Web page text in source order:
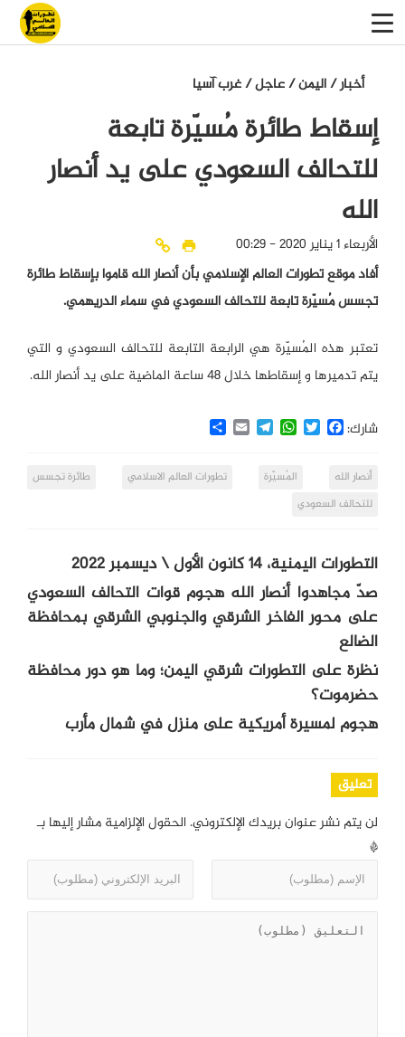
أخبار/اليمن/عاجل/غرب آسيا
إسقاط طائرة مُسيّرة تابعة
للتحالف السعودي على يد أنصار
الله
الأربعاء 1 يناير 2020 - 00:29
أفاد موقع تطورات العالم الإسلامي بأن أنصار الله قاموا بإسقاط طائرة
تجسس مُسيّرة تابعة للتحالف السعودي في سماء الدريهمي.
تعتبر هذه المُسيّرة هي الرابعة التابعة للتحالف السعودي و التي
يتم تدميرها و إسقاطها خلال 48 ساعة الماضية على يد أنصار الله.
شارك: Facebook
Twitter
WhatsApp
Telegram
Email
Share
أنصار الله المُسيّرة تطورات العالم الاسلامي
طائرة تجسس
للتحالف السعودي
التطورات اليمنية، 14 كانون الأول \ ديسمبر 2022
صدّ مجاهدوا أنصار الله هجوم قوات التحالف السعودي
على محور الفاخر الشرقي والجنوبي الشرقي بمحافظة
الضالع
نظرة على التطورات شرقي اليمن؛ وما هو دور محافظة
حضرموت؟
هجوم لمسيرة أمريكية على منزل في شمال مأرب
تعليق
لن يتم نشر عنوان بريدك الإلكتروني. الحقول الإلزامية مشار إليها بـ
*